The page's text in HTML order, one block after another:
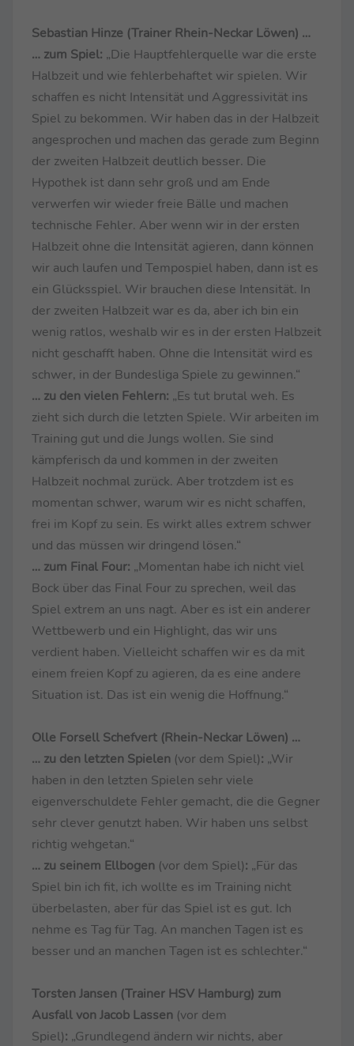
Sebastian Hinze (Trainer Rhein-Neckar Löwen) …
… zum Spiel: „Die Hauptfehlerquelle war die erste
Halbzeit und wie fehlerbehaftet wir spielen. Wir
schaffen es nicht Intensität und Aggressivität ins
Spiel zu bekommen. Wir haben das in der Halbzeit
angesprochen und machen das gerade zum Beginn
der zweiten Halbzeit deutlich besser. Die
Hypothek ist dann sehr groß und am Ende
verwerfen wir wieder freie Bälle und machen
technische Fehler. Aber wenn wir in der ersten
Halbzeit ohne die Intensität agieren, dann können
wir auch laufen und Tempospiel haben, dann ist es
ein Glücksspiel. Wir brauchen diese Intensität. In
der zweiten Halbzeit war es da, aber ich bin ein
wenig ratlos, weshalb wir es in der ersten Halbzeit
nicht geschafft haben. Ohne die Intensität wird es
schwer, in der Bundesliga Spiele zu gewinnen.“
… zu den vielen Fehlern: „Es tut brutal weh. Es
zieht sich durch die letzten Spiele. Wir arbeiten im
Training gut und die Jungs wollen. Sie sind
kämpferisch da und kommen in der zweiten
Halbzeit nochmal zurück. Aber trotzdem ist es
momentan schwer, warum wir es nicht schaffen,
frei im Kopf zu sein. Es wirkt alles extrem schwer
und das müssen wir dringend lösen.“
… zum Final Four: „Momentan habe ich nicht viel
Bock über das Final Four zu sprechen, weil das
Spiel extrem an uns nagt. Aber es ist ein anderer
Wettbewerb und ein Highlight, das wir uns
verdient haben. Vielleicht schaffen wir es da mit
einem freien Kopf zu agieren, da es eine andere
Situation ist. Das ist ein wenig die Hoffnung.“
Olle Forsell Schefvert (Rhein-Neckar Löwen) …
… zu den letzten Spielen (vor dem Spiel): „Wir
haben in den letzten Spielen sehr viele
eigenverschuldete Fehler gemacht, die die Gegner
sehr clever genutzt haben. Wir haben uns selbst
richtig wehgetan.“
… zu seinem Ellbogen (vor dem Spiel): „Für das
Spiel bin ich fit, ich wollte es im Training nicht
überbelasten, aber für das Spiel ist es gut. Ich
nehme es Tag für Tag. An manchen Tagen ist es
besser und an manchen Tagen ist es schlechter.“
Torsten Jansen (Trainer HSV Hamburg) zum
Ausfall von Jacob Lassen (vor dem
Spiel): „Grundlegend ändern wir nichts, aber